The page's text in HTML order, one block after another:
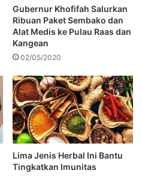
Gubernur Khofifah Salurkan
Ribuan Paket Sembako dan
Alat Medis ke Pulau Raas dan
Kangean
02/05/2020
Lima Jenis Herbal Ini Bantu
Tingkatkan Imunitas